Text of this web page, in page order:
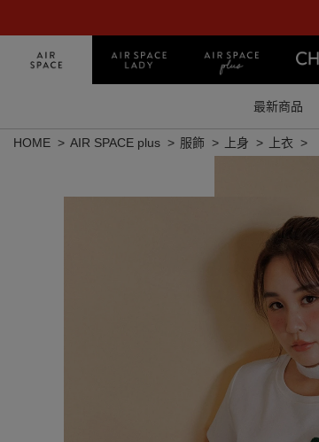
最新商品
HOME AIR SPACE plus 服飾 上身 上衣